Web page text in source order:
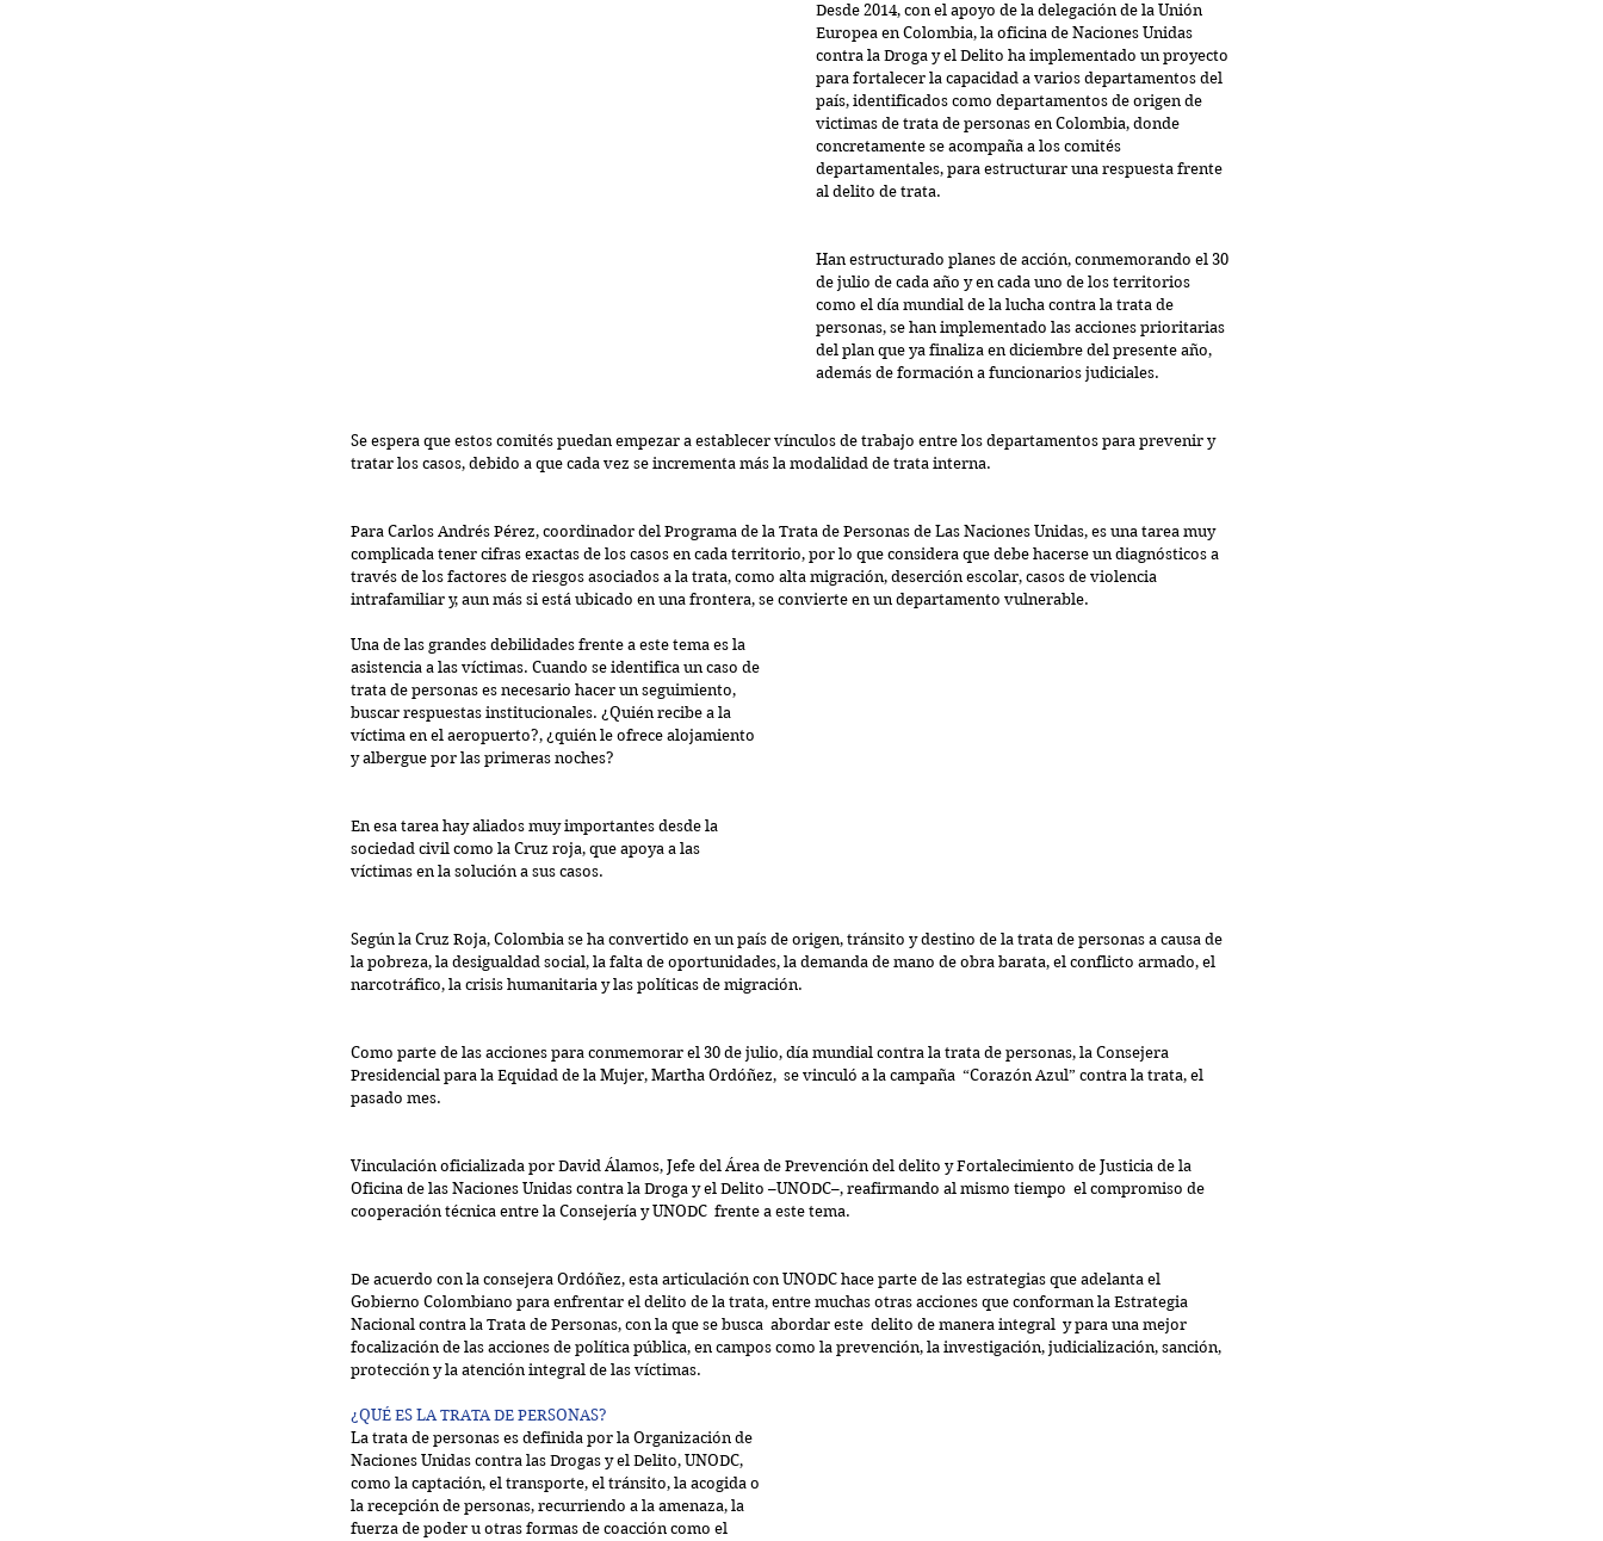
Desde 2014, con el apoyo de la delegación de la Unión
Europea en Colombia, la oficina de Naciones Unidas
contra la Droga y el Delito ha implementado un proyecto
para fortalecer la capacidad a varios departamentos del
país, identificados como departamentos de origen de
victimas de trata de personas en Colombia, donde
concretamente se acompaña a los comités
departamentales, para estructurar una respuesta frente
al delito de trata.
Han estructurado planes de acción, conmemorando el 30
de julio de cada año y en cada uno de los territorios
como el día mundial de la lucha contra la trata de
personas, se han implementado las acciones prioritarias
del plan que ya finaliza en diciembre del presente año,
además de formación a funcionarios judiciales.
Se espera que estos comités puedan empezar a establecer vínculos de trabajo entre los departamentos para prevenir y
tratar los casos, debido a que cada vez se incrementa más la modalidad de trata interna.
Para Carlos Andrés Pérez, coordinador del Programa de la Trata de Personas de Las Naciones Unidas, es una tarea muy
complicada tener cifras exactas de los casos en cada territorio, por lo que considera que debe hacerse un diagnósticos a
través de los factores de riesgos asociados a la trata, como alta migración, deserción escolar, casos de violencia
intrafamiliar y, aun más si está ubicado en una frontera, se convierte en un departamento vulnerable.
Una de las grandes debilidades frente a este tema es la
asistencia a las víctimas. Cuando se identifica un caso de
trata de personas es necesario hacer un seguimiento,
buscar respuestas institucionales. ¿Quién recibe a la
víctima en el aeropuerto?, ¿quién le ofrece alojamiento
y albergue por las primeras noches?
En esa tarea hay aliados muy importantes desde la
sociedad civil como la Cruz roja, que apoya a las
víctimas en la solución a sus casos.
Según la Cruz Roja, Colombia se ha convertido en un país de origen, tránsito y destino de la trata de personas a causa de
la pobreza, la desigualdad social, la falta de oportunidades, la demanda de mano de obra barata, el conflicto armado, el
narcotráfico, la crisis humanitaria y las políticas de migración.
Como parte de las acciones para conmemorar el 30 de julio, día mundial contra la trata de personas, la Consejera
Presidencial para la Equidad de la Mujer, Martha Ordóñez,  se vinculó a la campaña  “Corazón Azul” contra la trata, el
pasado mes.
Vinculación oficializada por David Álamos, Jefe del Área de Prevención del delito y Fortalecimiento de Justicia de la
Oficina de las Naciones Unidas contra la Droga y el Delito –UNODC–, reafirmando al mismo tiempo  el compromiso de
cooperación técnica entre la Consejería y UNODC  frente a este tema.
De acuerdo con la consejera Ordóñez, esta articulación con UNODC hace parte de las estrategias que adelanta el
Gobierno Colombiano para enfrentar el delito de la trata, entre muchas otras acciones que conforman la Estrategia
Nacional contra la Trata de Personas, con la que se busca  abordar este  delito de manera integral  y para una mejor
focalización de las acciones de política pública, en campos como la prevención, la investigación, judicialización, sanción,
protección y la atención integral de las víctimas.
¿QUÉ ES LA TRATA DE PERSONAS?
La trata de personas es definida por la Organización de
Naciones Unidas contra las Drogas y el Delito, UNODC,
como la captación, el transporte, el tránsito, la acogida o
la recepción de personas, recurriendo a la amenaza, la
fuerza de poder u otras formas de coacción como el